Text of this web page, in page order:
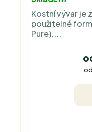
produktu
je
Kostní vývar je
použitelné
Pure)....